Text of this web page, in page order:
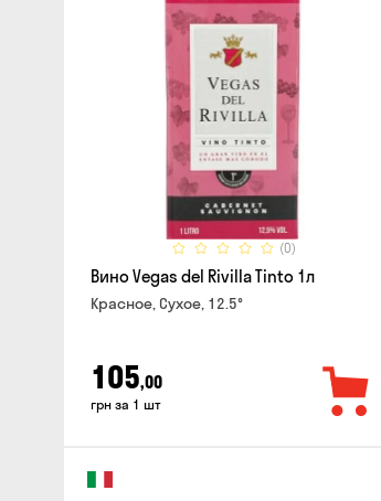
(0)
Вино Vegas del Rivilla Tinto 1л
Красное, Сухое, 12.5°
105,00
грн за 1 шт